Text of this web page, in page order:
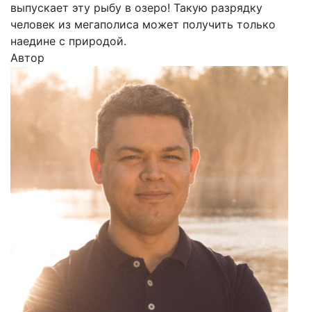
выпускает эту рыбу в озеро! Такую разрядку
человек из мегаполиса может получить только
наедине с природой.
Автор